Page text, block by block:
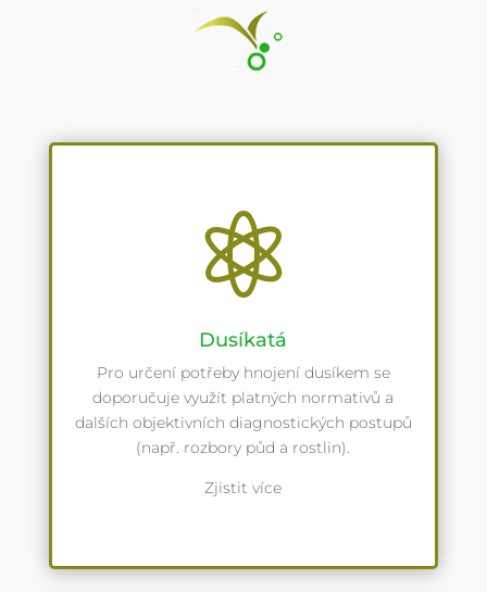

Dusíkatá
Pro určení potřeby hnojení dusíkem se
doporučuje využít platných normativů a
dalších objektivních diagnostických postupů
(např. rozbory půd a rostlin).
Zjistit více